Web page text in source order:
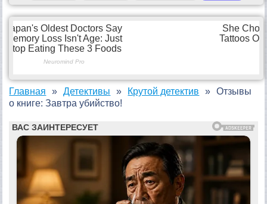
Главная Детективы Крутой детектив
Отзывы
о книге: Завтра убийство!